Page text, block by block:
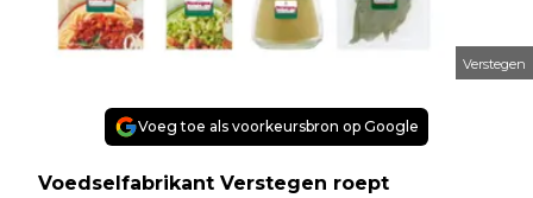
Verstegen
Voeg toe als voorkeursbron op Google
Voedselfabrikant Verstegen roept